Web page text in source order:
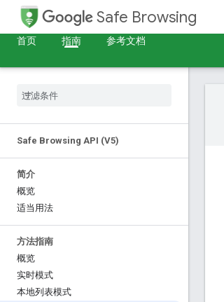
Safe Browsing
首页
指南 参考文档
Safe Browsing API (V5)
简介
概览
适当用法
方法指南
概览
实时模式
本地列表模式